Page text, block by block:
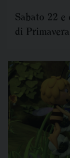
Sabato 22
di Primavera